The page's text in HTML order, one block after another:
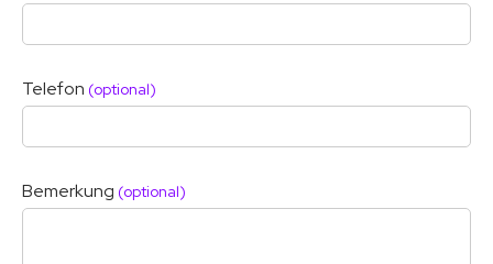
Telefon (optional)
Bemerkung (optional)